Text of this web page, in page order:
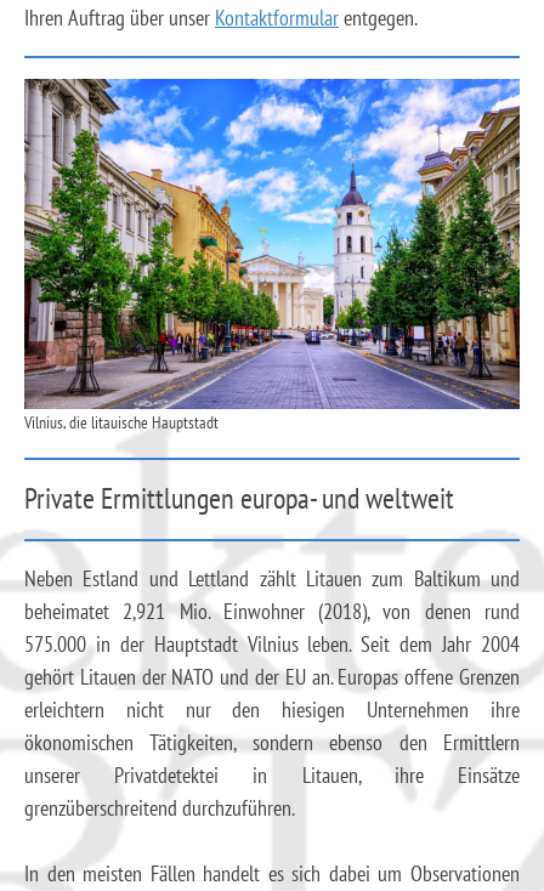
Ihren Auftrag über unser Kontaktformularentgegen.
Vilnius, die litauische Hauptstadt
Private Ermittlungen europa- und weltweit
Neben Estland und Lettland zählt Litauen zum Baltikum und
beheimatet 2,921 Mio. Einwohner (2018), von denen rund
575.000 in der Hauptstadt Vilnius leben. Seit dem Jahr 2004
gehört Litauen der NATO und der EU an. Europas offene Grenzen
erleichtern nicht nur den hiesigen Unternehmen ihre
ökonomischen Tätigkeiten, sondern ebenso den Ermittlern
unserer Privatdetektei in Litauen, ihre Einsätze
grenzüberschreitend durchzuführen.
In den meisten Fällen handelt es sich dabei um Observationen